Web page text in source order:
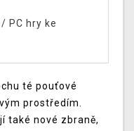
PC hry ke
té pouťové
prostředím.
také nové zbraně,